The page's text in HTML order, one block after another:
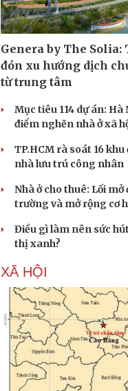
Genera by The Solia:
đón xu hướng dịch
từ trung tâm
Mục tiêu 114 dự án: Hà
điểm nghẽn nhà ở xã
TP.HCM rà soát 16
nhà lưu trú công nhân
Nhà ở cho thuê: Lối
trường và mở rộng cơ
Điều gì làm nên sức
thị xanh?
XÃ HỘI